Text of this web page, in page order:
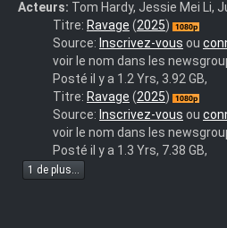
Acteurs: Tom Hardy, Jessie Mei Li,
Titre: Ravage (2025)
Source: Inscrivez-vous ou
voir le nom dans les
Posté il y a 1.2 Yrs, 3.92 GB,
Havoc
(2025)
1080p
WEB-
Titre: Ravage (2025)
Source: Inscrivez-vous ou
voir le nom dans les
Posté il y a 1.3 Yrs, 7.38 GB,
1 de plus...